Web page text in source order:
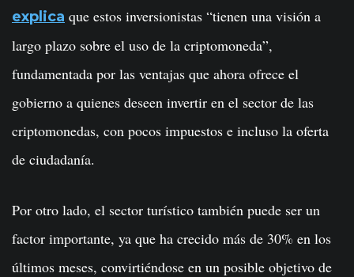
explica que estos inversionistas “tienen una visión a
largo plazo sobre el uso de la criptomoneda”,
fundamentada por las ventajas que ahora ofrece el
gobierno a quienes deseen invertir en el sector de las
criptomonedas, con pocos impuestos e incluso la oferta
de ciudadanía.
Por otro lado, el sector turístico también puede ser un
factor importante, ya que ha crecido más de 30% en los
últimos meses, convirtiéndose en un posible objetivo de